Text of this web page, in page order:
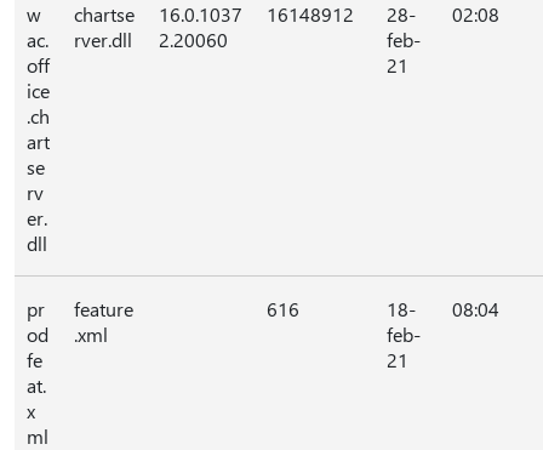
w
ac.
off
ice
.ch
art
se
rv
er.
dll
chartse
rver.dll
16.0.1037
2.20060
16148912
28-
feb-
21
02:08
pr
od
fe
at.
x
ml
feature
.xml
616
18-
feb-
21
08:04